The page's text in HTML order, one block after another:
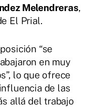
Melendreras,
El Prial.
“se
en muy
lo que ofrece
de las
allá del trabajo